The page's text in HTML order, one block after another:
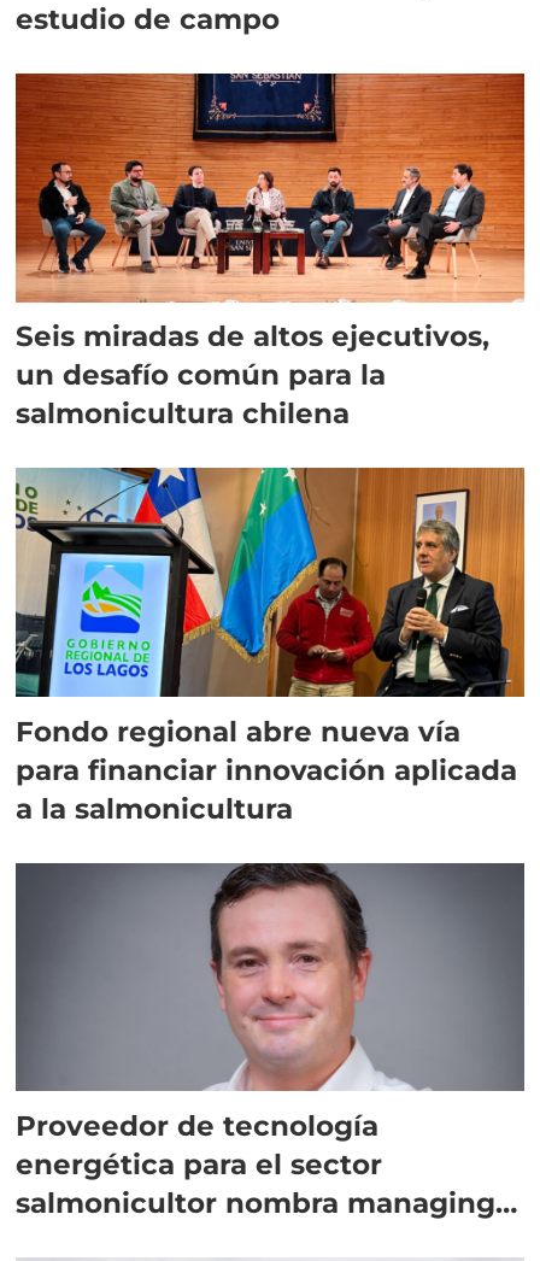
estudio de campo
Seis miradas de altos ejecutivos,
un desafío común para la
salmonicultura chilena
Fondo regional abre nueva vía
para financiar innovación aplicada
a la salmonicultura
Proveedor de tecnología
energética para el sector
salmonicultor nombra managing